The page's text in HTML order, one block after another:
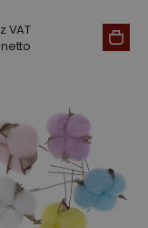
VAT
netto